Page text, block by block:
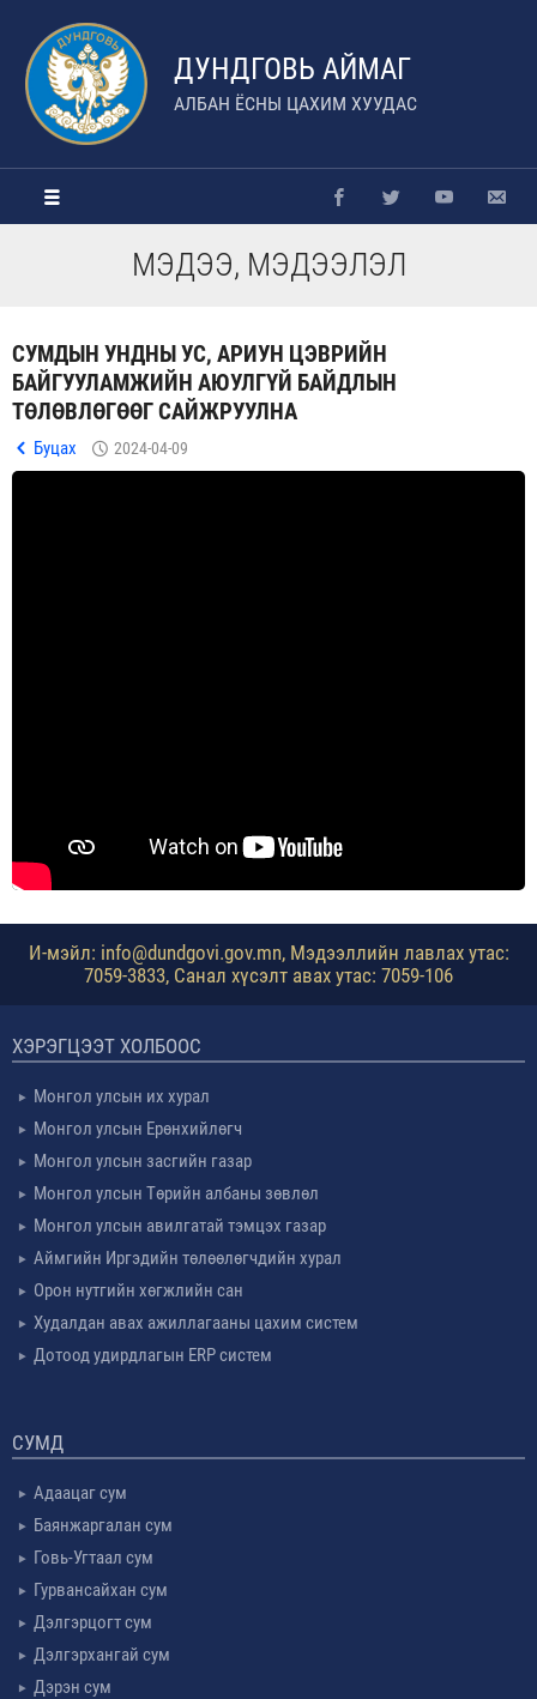
ДУНДГОВЬ АЙМАГ
АЛБАН ЁСНЫ ЦАХИМ ХУУДАС
МЭДЭЭ, МЭДЭЭЛЭЛ
СУМДЫН УНДНЫ УС, АРИУН ЦЭВРИЙН
БАЙГУУЛАМЖИЙН АЮУЛГҮЙ БАЙДЛЫН
ТӨЛӨВЛӨГӨӨГ САЙЖРУУЛНА
Буцах 2024-04-09
И-мэйл: info@dundgovi.gov.mn, Мэдээллийн лавлах утас:
7059-3833, Санал хүсэлт авах утас: 7059-106
ХЭРЭГЦЭЭТ ХОЛБООС
Монгол улсын их хурал
Монгол улсын Ерөнхийлөгч
Монгол улсын засгийн газар
Монгол улсын Төрийн албаны зөвлөл
Монгол улсын авилгатай тэмцэх газар
Аймгийн Иргэдийн төлөөлөгчдийн хурал
Орон нутгийн хөгжлийн сан
Худалдан авах ажиллагааны цахим систем
Дотоод удирдлагын ERP систем
СУМД
Адаацаг сум
Баянжаргалан сум
Говь-Угтаал сум
Гурвансайхан сум
Дэлгэрцогт сум
Дэлгэрхангай сум
Дэрэн сум